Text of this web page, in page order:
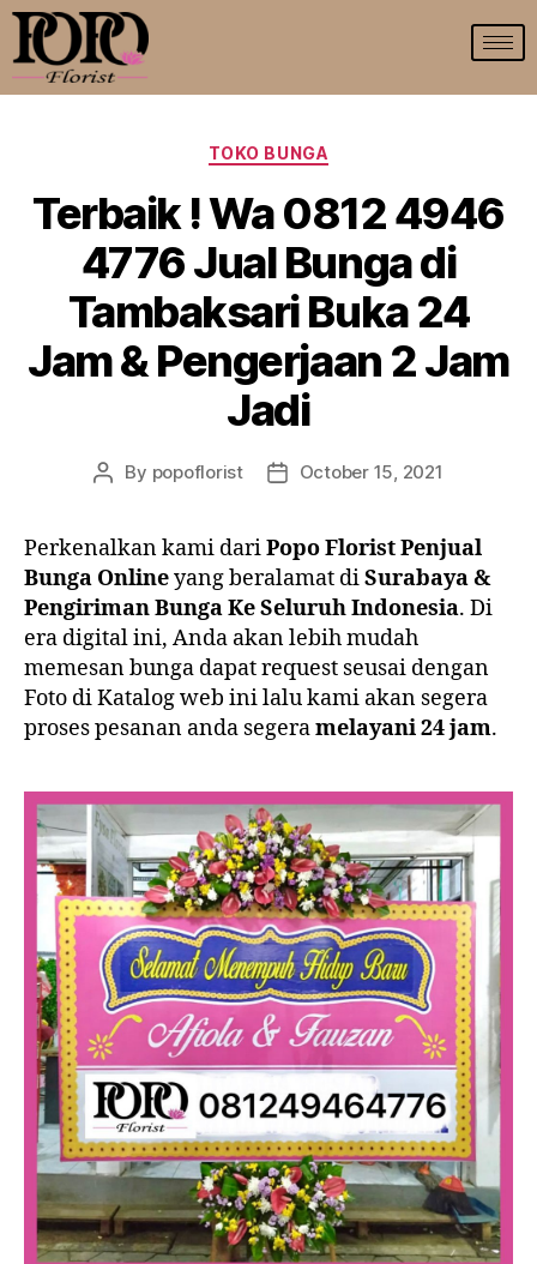
TOKO BUNGA
Terbaik ! Wa 0812 4946
4776 Jual Bunga di
Tambaksari Buka 24
Jam & Pengerjaan 2 Jam
Jadi
By popoflorist October 15, 2021
Perkenalkan kami dariPopo Florist Penjual
Bunga Onlineyang beralamat diSurabaya &
Pengiriman Bunga Ke Seluruh Indonesia. Di
era digital ini, Anda akan lebih mudah
memesan bunga dapat request seusai dengan
Foto di Katalog web ini lalu kami akan segera
proses pesanan anda segeramelayani 24 jam.